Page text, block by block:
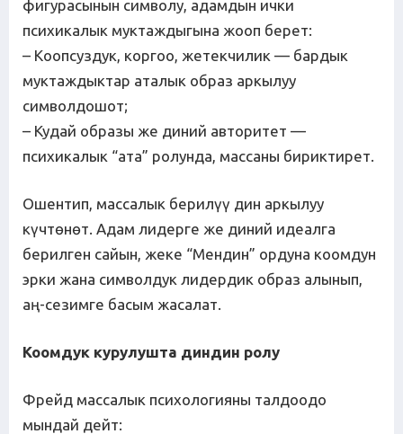
фигурасынын символу, адамдын ички
психикалык муктаждыгына жооп берет:
– Коопсуздук, коргоо, жетекчилик — бардык
муктаждыктар аталык образ аркылуу
символдошот;
– Кудай образы же диний авторитет —
психикалык “ата” ролунда, массаны бириктирет.
Ошентип, массалык берилүү дин аркылуу
күчтөнөт. Адам лидерге же диний идеалга
берилген сайын, жеке “Мендин” ордуна коомдун
эрки жана символдук лидердик образ алынып,
аң-сезимге басым жасалат.
Коомдук курулушта диндин ролу
Фрейд массалык психологияны талдоодо
мындай дейт: